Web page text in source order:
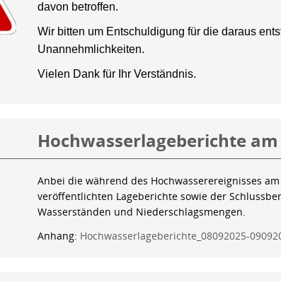
davon betroffen.
Wir bitten um Entschuldigung für die daraus
Unannehmlichkeiten.
Vielen Dank für Ihr Verständnis.
Hochwasserlageberichte am
Anbei die während des Hochwasserereignisses
veröffentlichten Lageberichte sowie der
Wasserständen und Niederschlagsmengen.
Anhang: Hochwasserlageberichte_08092025-